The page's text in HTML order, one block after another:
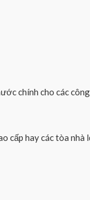
chính cho các
cấp hay các tòa nhà